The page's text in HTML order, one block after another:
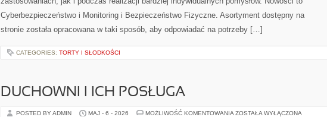
Cyberbezpieczeństwo i Monitoring i Bezpieczeństwo Fizyczne. Asortyment dostępny na
stronie została opracowana w taki sposób, aby odpowiadać na potrzeby […]
CATEGORIES: TORTY I SŁODKOŚCI
DUCHOWNI I ICH POSŁUGA
POSTED BY ADMIN MAJ - 6 - 2026 MOŻLIWOŚĆ KOMENTOWANIA DUCHOWNI
ZOSTAŁA WYŁĄCZONA